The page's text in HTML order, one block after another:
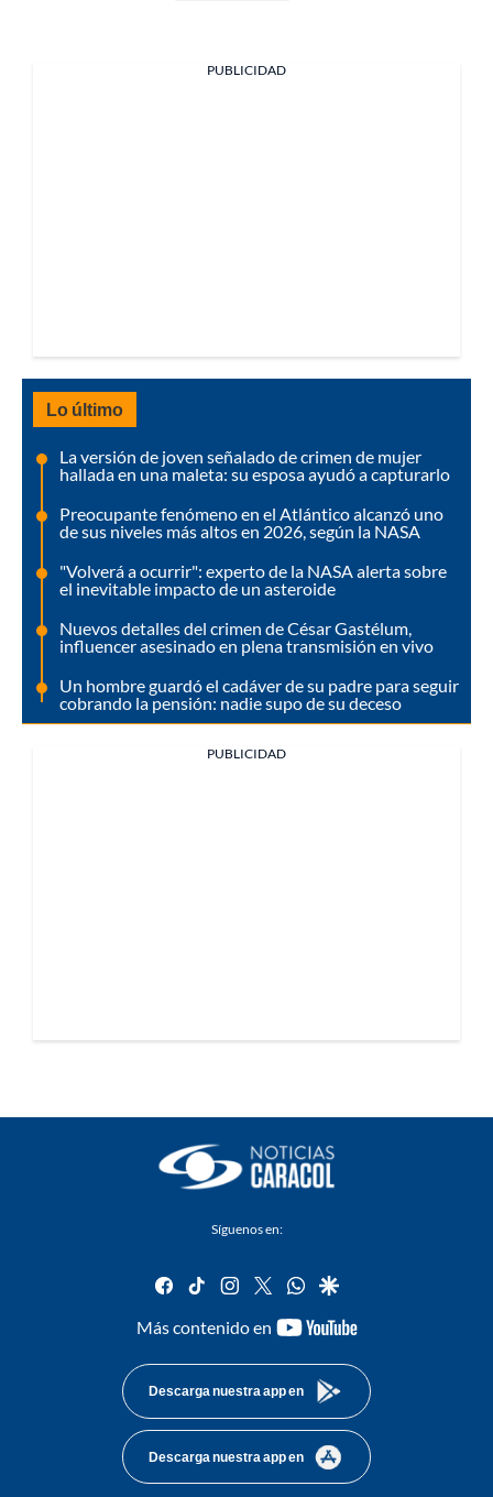
PUBLICIDAD
Lo último
La versión de joven señalado de crimen de mujer
hallada en una maleta: su esposa ayudó a capturarlo
Preocupante fenómeno en el Atlántico alcanzó uno
de sus niveles más altos en 2026, según la NASA
"Volverá a ocurrir": experto de la NASA alerta sobre
el inevitable impacto de un asteroide
Nuevos detalles del crimen de César Gastélum,
influencer asesinado en plena transmisión en vivo
Un hombre guardó el cadáver de su padre para seguir
cobrando la pensión: nadie supo de su deceso
PUBLICIDAD
Síguenos en:
facebook
tiktok instagram
twitterwhatsapp
google
Más contenido en
youtube-
Descarga nuestra app en
Descarga nuestra app en